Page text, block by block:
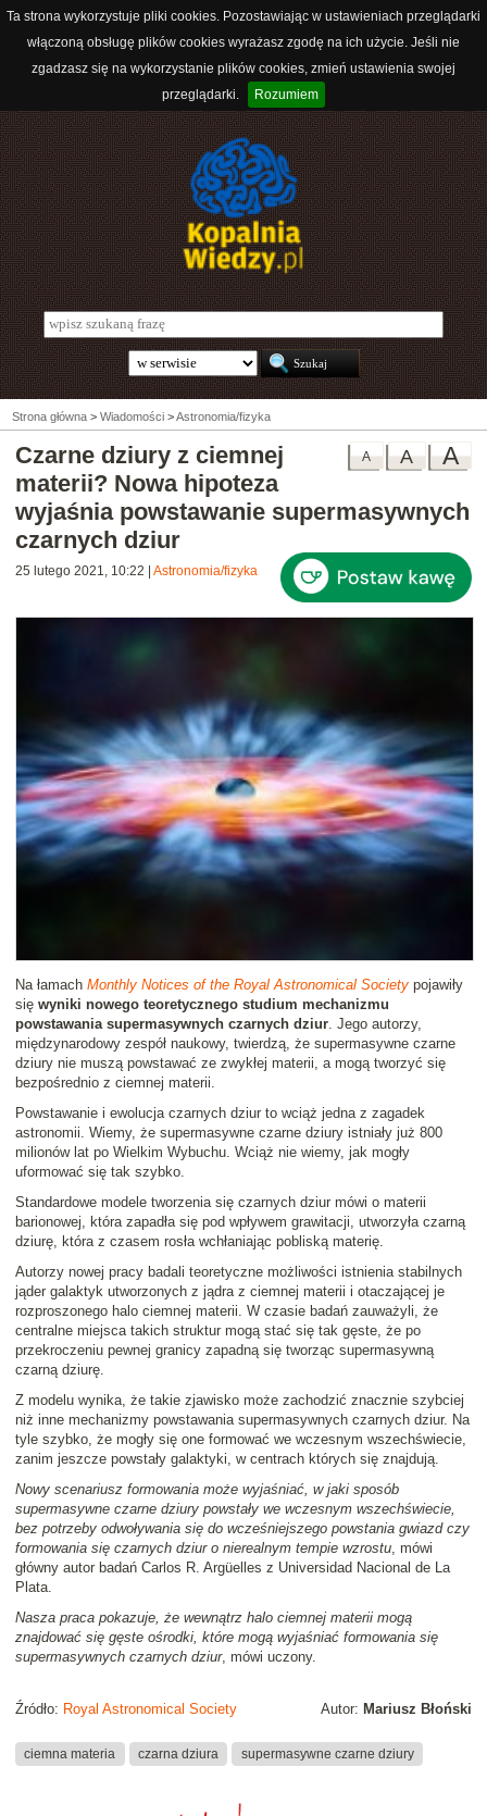
Ta strona wykorzystuje pliki cookies. Pozostawiając w ustawieniach przeglądarki
włączoną obsługę plików cookies wyrażasz zgodę na ich użycie. Jeśli nie
zgadzasz się na wykorzystanie plików cookies, zmień ustawienia swojej
przeglądarki.
Rozumiem
Strona główna > Wiadomości >Astronomia/fizyka
A
A
A
Czarne dziury z ciemnej
materii? Nowa hipoteza
wyjaśnia powstawanie supermasywnych
czarnych dziur
25 lutego 2021, 10:22 Astronomia/fizyka
Na łamach Monthly Notices of the Royal Astronomical Society pojawiły
się wyniki nowego teoretycznego studium mechanizmu
powstawania supermasywnych czarnych dziur. Jego autorzy,
międzynarodowy zespół naukowy, twierdzą, że supermasywne czarne
dziury nie muszą powstawać ze zwykłej materii, a mogą tworzyć się
bezpośrednio z ciemnej materii.
Powstawanie i ewolucja czarnych dziur to wciąż jedna z zagadek
astronomii. Wiemy, że supermasywne czarne dziury istniały już 800
milionów lat po Wielkim Wybuchu. Wciąż nie wiemy, jak mogły
uformować się tak szybko.
Standardowe modele tworzenia się czarnych dziur mówi o materii
barionowej, która zapadła się pod wpływem grawitacji, utworzyła czarną
dziurę, która z czasem rosła wchłaniając pobliską materię.
Autorzy nowej pracy badali teoretyczne możliwości istnienia stabilnych
jąder galaktyk utworzonych z jądra z ciemnej materii i otaczającej je
rozproszonego halo ciemnej materii. W czasie badań zauważyli, że
centralne miejsca takich struktur mogą stać się tak gęste, że po
przekroczeniu pewnej granicy zapadną się tworząc supermasywną
czarną dziurę.
Z modelu wynika, że takie zjawisko może zachodzić znacznie szybciej
niż inne mechanizmy powstawania supermasywnych czarnych dziur. Na
tyle szybko, że mogły się one formować we wczesnym wszechświecie,
zanim jeszcze powstały galaktyki, w centrach których się znajdują.
Nowy scenariusz formowania może wyjaśniać, w jaki sposób
supermasywne czarne dziury powstały we wczesnym wszechświecie,
bez potrzeby odwoływania się do wcześniejszego powstania gwiazd czy
formowania się czarnych dziur o nierealnym tempie wzrostu, mówi
główny autor badań Carlos R. Argüelles z Universidad Nacional de La
Plata.
Nasza praca pokazuje, że wewnątrz halo ciemnej materii mogą
znajdować się gęste ośrodki, które mogą wyjaśniać formowania się
supermasywnych czarnych dziur, mówi uczony.
Autor: Mariusz Błoński
Źródło: Royal Astronomical Society
ciemna materia czarna dziura supermasywne czarne dziury